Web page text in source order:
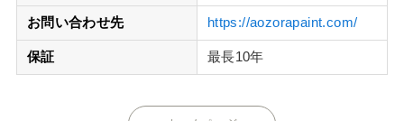
お問い合わせ先 https://aozorapaint.com/
保証 最長10年